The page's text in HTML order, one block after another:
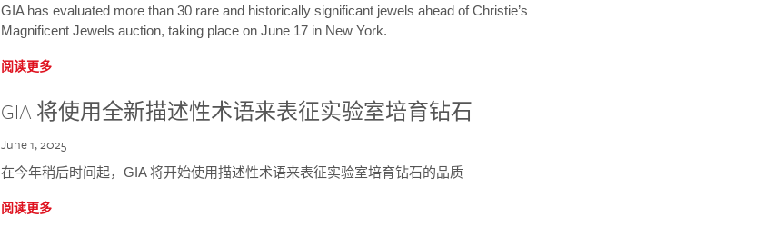
GIA has evaluated more than 30 rare and historically significant jewels ahead of Christie’s
Magnificent Jewels auction, taking place on June 17 in New York.
阅读更多
GIA 将使用全新描述性术语来表征实验室培育钻石
June 1, 2025
在今年稍后时间起，GIA 将开始使用描述性术语来表征实验室培育钻石的品质
阅读更多